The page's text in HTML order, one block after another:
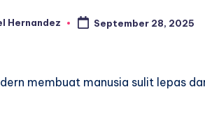
Hernandez September 28, 2025
membuat manusia sulit lepas